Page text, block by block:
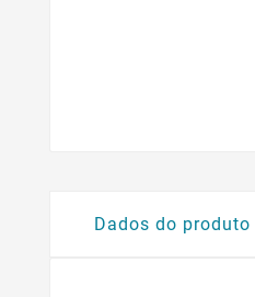
Dados do produto